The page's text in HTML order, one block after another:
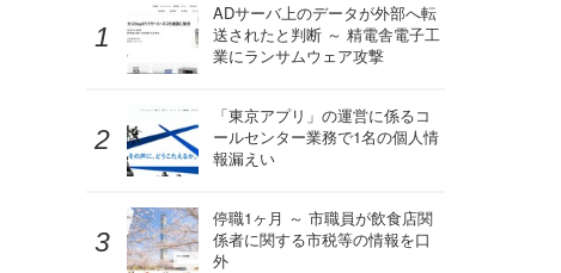
ADサーバ上のデータが外部へ転
送されたと判断 ～ 精電舎電子工
業にランサムウェア攻撃
「東京アプリ」の運営に係るコ
ールセンター業務で1名の個人情
報漏えい
停職1ヶ月 ～ 市職員が飲食店関
係者に関する市税等の情報を口
外